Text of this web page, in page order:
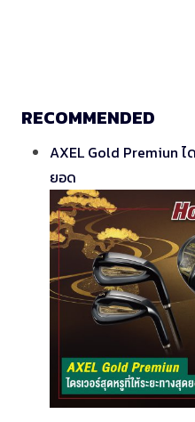
RECOMMENDED
AXEL Gold Premiun ไ
ยอด